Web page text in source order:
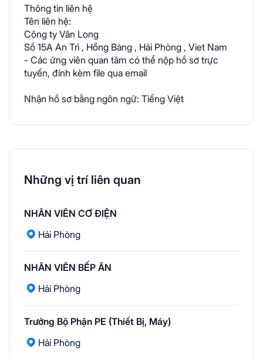
Thông tin liên hệ
Tên liên hệ:
Công ty Vân Long
Số 15A An Trì , Hồng Bàng , Hải Phòng , Viet Nam
- Các ứng viên quan tâm có thể nộp hồ sơ trực
tuyến, đính kèm file qua email
Nhận hồ sơ bằng ngôn ngữ: Tiếng Việt
Những vị trí liên quan
NHÂN VIÊN CƠ ĐIỆN
Hải Phòng
NHÂN VIÊN BẾP ĂN
Hải Phòng
Trưởng Bộ Phận PE (Thiết Bị, Máy)
Hải Phòng